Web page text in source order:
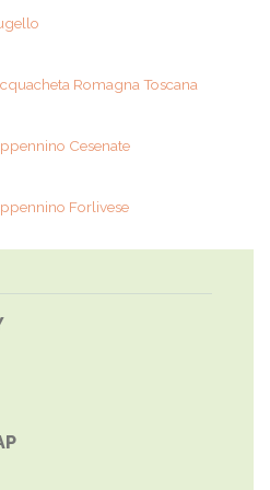
Romagna Toscana
Cesenate
Forlivese